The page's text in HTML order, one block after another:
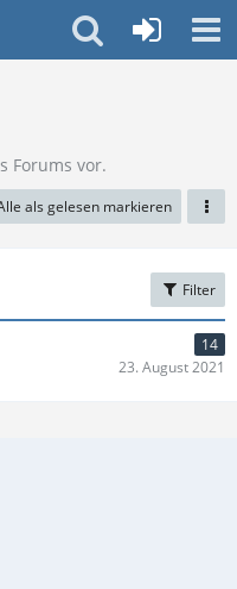
Forums vor.
als gelesen markieren
Filter
14
23. August 2021